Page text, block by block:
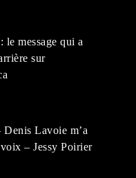
le message qui a
sur
Denis Lavoie m’a
– Jessy Poirier